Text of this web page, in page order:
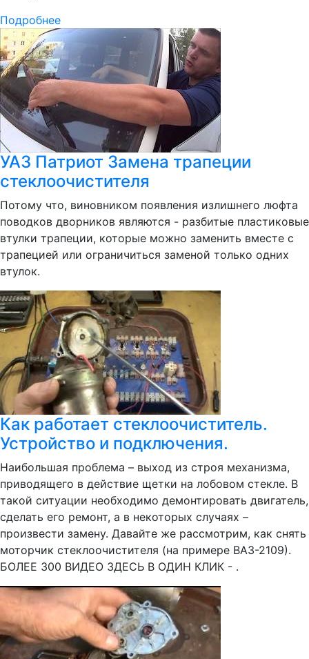
Подробнее
УАЗ Патриот Замена трапеции
стеклоочистителя
Потому что, виновником появления излишнего люфта
поводков дворников являются - разбитые пластиковые
втулки трапеции, которые можно заменить вместе с
трапецией или ограничиться заменой только одних
втулок.
Как работает стеклоочиститель.
Устройство и подключения.
Наибольшая проблема – выход из строя механизма,
приводящего в действие щетки на лобовом стекле. В
такой ситуации необходимо демонтировать двигатель,
сделать его ремонт, а в некоторых случаях –
произвести замену. Давайте же рассмотрим, как снять
моторчик стеклоочистителя (на примере ВАЗ-2109).
БОЛЕЕ 300 ВИДЕО ЗДЕСЬ В ОДИН КЛИК - .